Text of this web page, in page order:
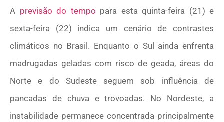
A previsão do tempo para esta quinta-feira (21) e
sexta-feira (22) indica um cenário de contrastes
climáticos no Brasil. Enquanto o Sul ainda enfrenta
madrugadas geladas com risco de geada, áreas do
Norte e do Sudeste seguem sob influência de
pancadas de chuva e trovoadas. No Nordeste, a
instabilidade permanece concentrada principalmente